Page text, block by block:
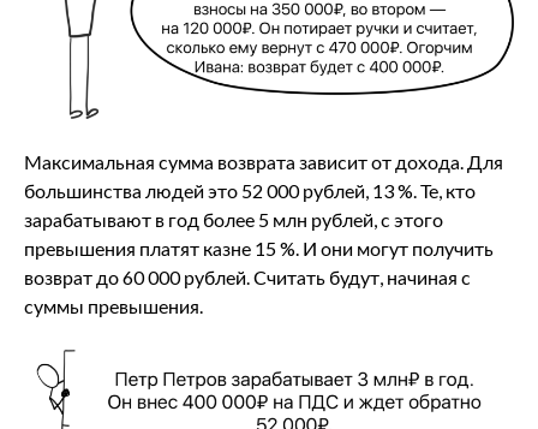
Максимальная сумма возврата зависит от дохода. Для
большинства людей это 52 000 рублей, 13 %. Те, кто
зарабатывают в год более 5 млн рублей, с этого
превышения платят казне 15 %. И они могут получить
возврат до 60 000 рублей. Считать будут, начиная с
суммы превышения.